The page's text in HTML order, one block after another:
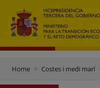
Home Costes i medi marí